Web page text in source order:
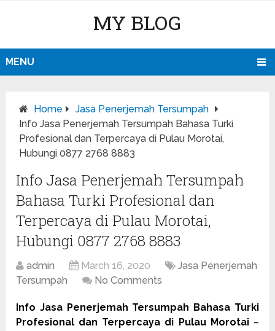
MY BLOG
MENU
Home
Jasa Penerjemah Tersumpah
Info Jasa Penerjemah Tersumpah Bahasa Turki
Profesional dan Terpercaya di Pulau Morotai,
Hubungi 0877 2768 8883
Info Jasa Penerjemah Tersumpah
Bahasa Turki Profesional dan
Terpercaya di Pulau Morotai,
Hubungi 0877 2768 8883
admin March 16, 2020
Jasa Penerjemah
Tersumpah
No Comments
Info Jasa Penerjemah Tersumpah Bahasa Turki
Profesional dan Terpercaya di Pulau Morotai–